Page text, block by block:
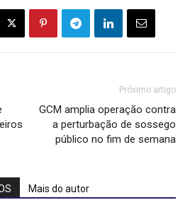
Próximo artigo
GCM amplia operação contra
a perturbação de sossego
público no fim de semana
Mais do autor